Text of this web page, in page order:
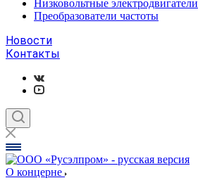
Низковольтные электродвигатели
Преобразователи частоты
Новости
Контакты
О концерне